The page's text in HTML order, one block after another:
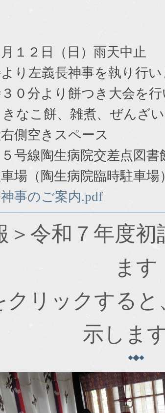
１２日（日）雨天中止
左義長神事を執り行い
分より餅つき大会を行
こ餅、雑煮、ぜんざい
側空きスペース
号線陶生病院交差点図書
陶生病院臨時駐車場
事のご案内.pdf
＞令和７年度
ます
クリックする
示します